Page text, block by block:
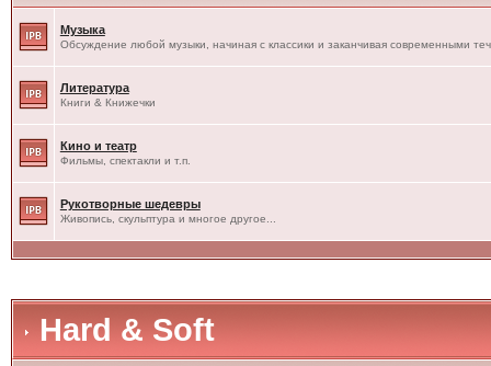
Музыка
Обсуждение любой музыки, начиная с классики и заканчивая современными
Литература
Книги & Книжечки
Кино и театр
Фильмы, спектакли и т.п.
Рукотворные шедевры
Живопись, скульптура и многое другое...
Hard & Soft